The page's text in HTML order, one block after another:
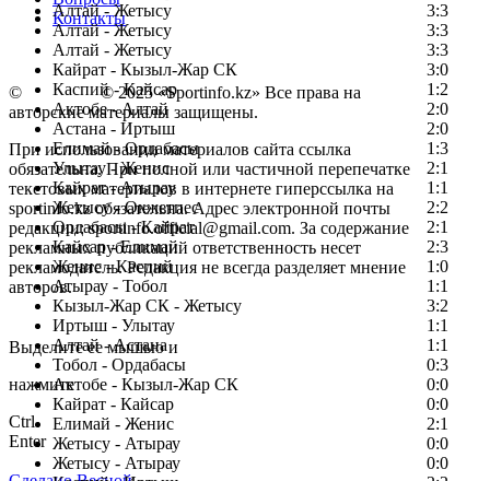
Алтай - Жетысу
3:3
Алтай - Жетысу
3:3
Алтай - Жетысу
3:3
Кайрат - Кызыл-Жар СК
3:0
Каспий - Кайсар
1:2
Актобе - Алтай
2:0
Астана - Иртыш
2:0
Елимай - Ордабасы
1:3
Улытау - Женис
2:1
Кайрат - Атырау
1:1
Жетысу - Окжетпес
2:2
Ордабасы - Кайрат
2:1
Кайсар - Елимай
2:3
Женис - Каспий
1:0
Атырау - Тобол
1:1
Кызыл-Жар СК - Жетысу
3:2
Иртыш - Улытау
1:1
Алтай - Астана
1:1
Тобол - Ордабасы
0:3
Актобе - Кызыл-Жар СК
0:0
Кайрат - Кайсар
0:0
Елимай - Женис
2:1
Жетысу - Атырау
0:0
Жетысу - Атырау
0:0
Контакты
© Copyright© 2025 «Sportinfo.kz» Все права на
авторские материалы защищены.
При использовании материалов сайта ссылка
обязательна. При полной или частичной перепечатке
текстовых материалов в интернете гиперссылка на
sportinfo.kz обязательна. Адрес электронной почты
редакции: sportinfo.official@gmail.com. За содержание
рекламных публикаций ответственность несет
рекламодатель. Редакция не всегда разделяет мнение
авторов.
Заметили ошибку в тексте?
Выделите ее мышью и
нажмите
Ctrl
Enter